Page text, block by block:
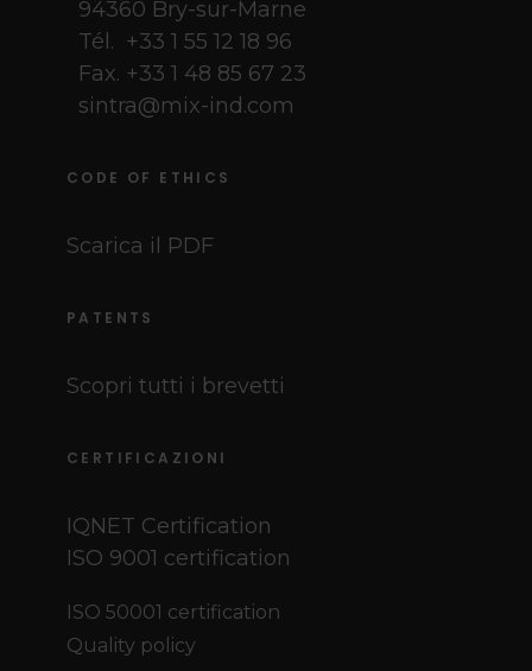
94360 Bry-sur-Marne
Tél. +33 1 55 12 18 96
Fax. +33 1 48 85 67 23
sintra@mix-ind.com
CODE OF ETHICS
Scarica il PDF
PATENTS
Scopri tutti i brevetti
CERTIFICAZIONI
IQNET Certification
ISO 9001 certification
ISO 50001 certification
Quality policy